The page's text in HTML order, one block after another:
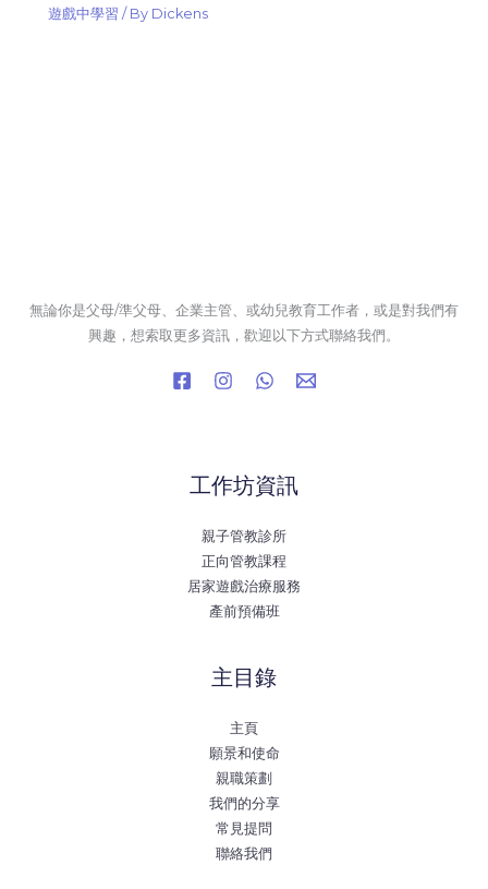
遊戲中學習 / By Dickens
無論你是父母/準父母、企業主管、或幼兒教育工作者，或是對我們有
興趣，想索取更多資訊，歡迎以下方式聯絡我們。
工作坊資訊
親子管教診所
正向管教課程
居家遊戲治療服務
產前預備班
主目錄
主頁
願景和使命
親職策劃
我們的分享
常見提問
聯絡我們